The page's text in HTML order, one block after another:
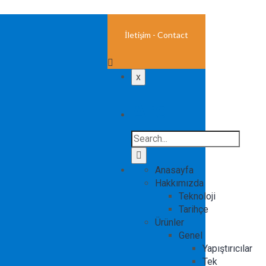
İletişim - Contact
x
Search
for:
Anasayfa
Hakkımızda
Teknoloji
Tarihçe
Ürünler
Genel
Yapıştırıcılar
Tek